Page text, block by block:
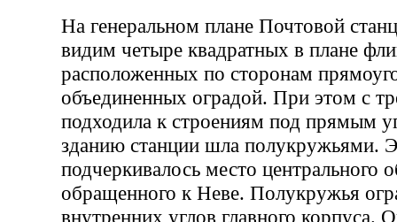
На генеральном плане Почтовой
видим четыре квадратных в плане
расположенных по сторонам
объединенных оградой. При этом с
подходила к строениям под прямым
зданию станции шла полукружьями.
подчеркивалось место центрального
обращенного к Неве. Полукружья
внутренних углов главного корпуса.